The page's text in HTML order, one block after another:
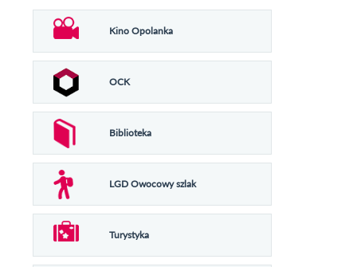
Kino Opolanka
OCK
Biblioteka
LGD Owocowy szlak
Turystyka